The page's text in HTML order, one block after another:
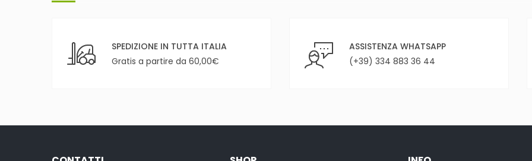
SPEDIZIONE IN TUTTA ITALIA
Gratis a partire da 60,00€
ASSISTENZA WHATSAPP
(+39) 334 883 36 44